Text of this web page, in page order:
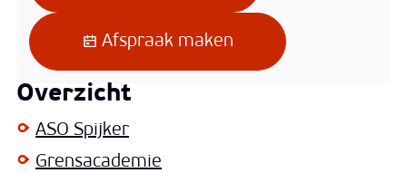
Afspraak maken
Overzicht
ASO Spijker
Grensacademie